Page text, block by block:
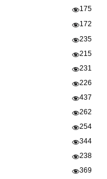
175
172
235
215
231
226
437
262
254
344
238
369